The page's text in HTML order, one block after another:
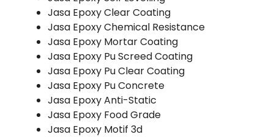
Jasa Epoxy Clear Coating
Jasa Epoxy Chemical Resistance
Jasa Epoxy Mortar Coating
Jasa Epoxy Pu Screed Coating
Jasa Epoxy Pu Clear Coating
Jasa Epoxy Pu Concrete
Jasa Epoxy Anti-Static
Jasa Epoxy Food Grade
Jasa Epoxy Motif 3d